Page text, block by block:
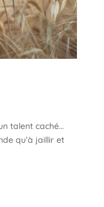
talent caché…
qu’à jaillir et